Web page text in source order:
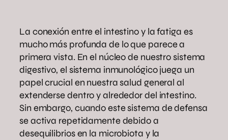
La conexión entre el intestino y la fatiga es
mucho más profunda de lo que parece a
primera vista. En el núcleo de nuestro sistema
digestivo, el sistema inmunológico juega un
papel crucial en nuestra salud general al
extenderse dentro y alrededor del intestino.
Sin embargo, cuando este sistema de defensa
se activa repetidamente debido a
desequilibrios en la microbiota y la